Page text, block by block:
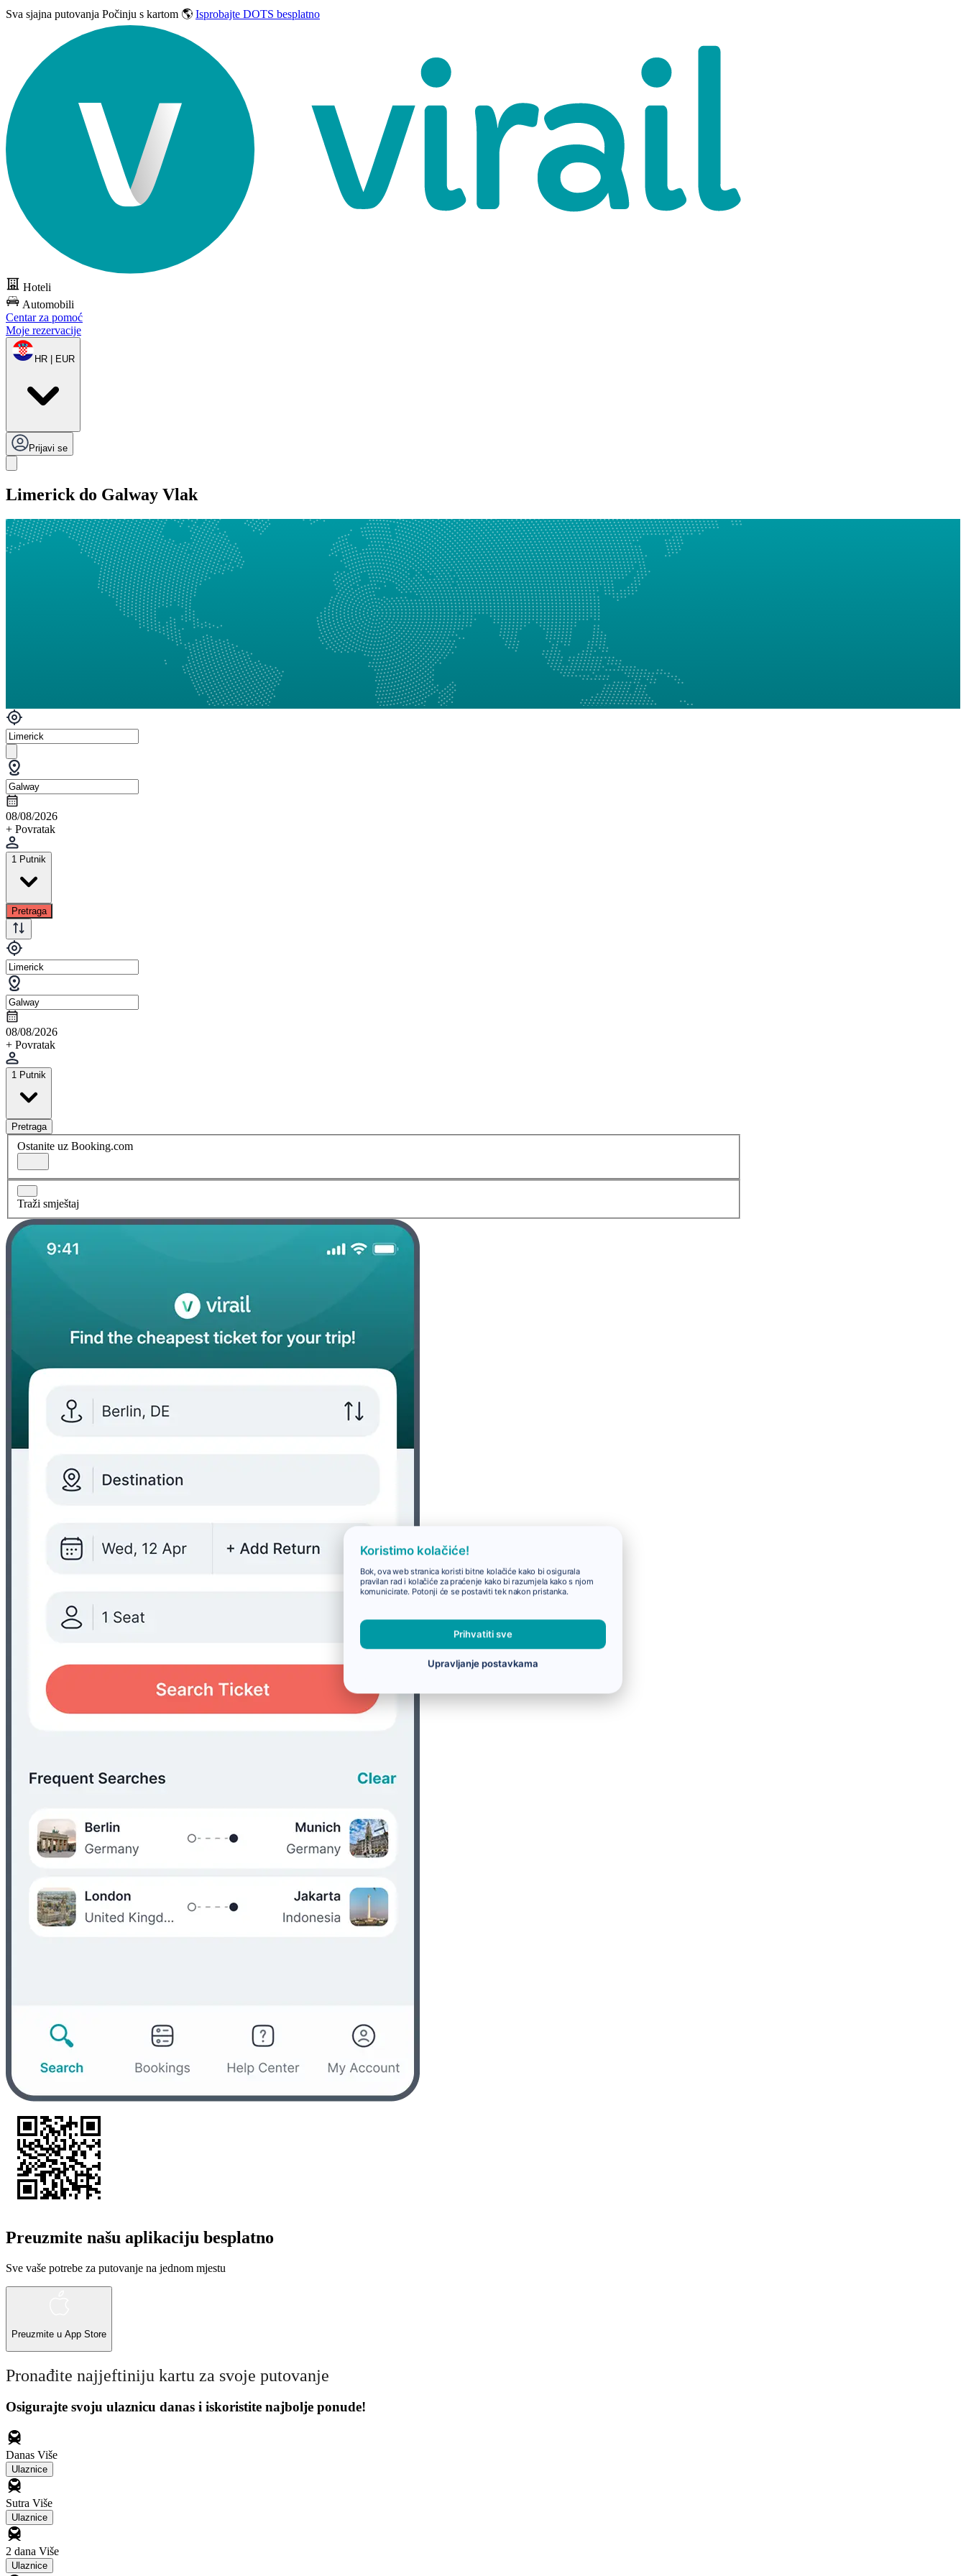
Sva sjajna putovanja Počinju s kartom 🌎 Isprobajte DOTS besplatno
Hoteli
Automobili
Centar za pomoć
Moje rezervacije
HR | EUR
Prijavi se
Limerick do Galway Vlak
08/08/2026
+ Povratak
1 Putnik
Pretraga
08/08/2026
+ Povratak
1 Putnik
Pretraga
Ostanite uz Booking.com
Traži smještaj
Preuzmite našu aplikaciju besplatno
Sve vaše potrebe za putovanje na jednom mjestu
Preuzmite u App Store
Pronađite najjeftiniju kartu za svoje putovanje
Osigurajte svoju ulaznicu danas i iskoristite najbolje ponude!
Danas Više
Ulaznice
Sutra Više
Ulaznice
2 dana Više
Ulaznice
Koristimo kolačiće!
Bok, ova web stranica koristi bitne kolačiće kako bi osigurala
pravilan rad i kolačiće za praćenje kako bi razumjela kako s njom
komunicirate. Potonji će se postaviti tek nakon pristanka.
Prihvatiti sve
Upravljanje postavkama